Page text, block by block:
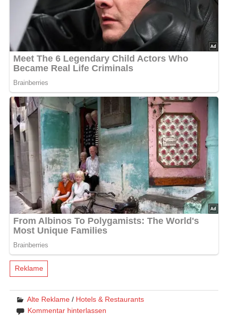
Reklame
Alte Reklame / Hotels & Restaurants
Kommentar hinterlassen